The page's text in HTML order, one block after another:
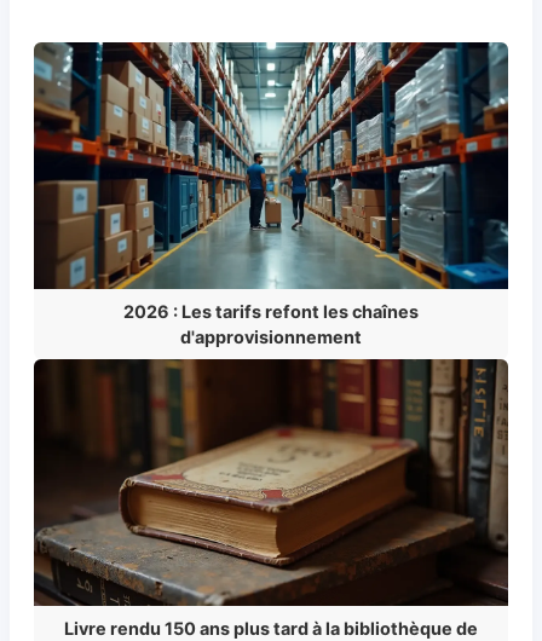
2026 : Les tarifs refont les chaînes
d'approvisionnement
Livre rendu 150 ans plus tard à la bibliothèque de